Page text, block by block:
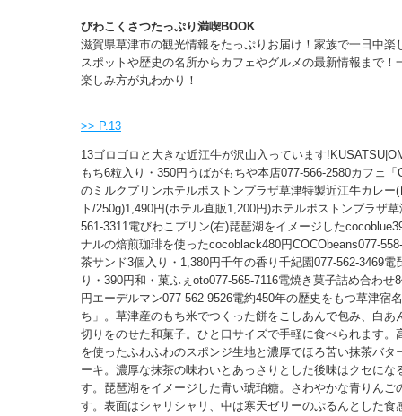
びわこくさつたっぷり満喫BOOK
滋賀県草津市の観光情報をたっぷりお届け！家族で一日中楽
スポットや歴史の名所からカフェやグルメの最新情報まで！
楽しみ方が丸わかり！
>> P.13
13ゴロゴロと大きな近江牛が沢山入っています
もち6粒入り・350円うばがもちや本店077-566-2580カフェ「
のミルクプリンホテルボストンプラザ草津特製近江牛カレー
ト/250g)1,490円(ホテル直販1,200円)ホテルボストンプラザ
561-3311電びわこプリン(右)琵琶湖をイメージした
ナルの焙煎珈琲を使ったcocoblack480円COCObeans077-
茶サンド3個入り・1,380円千年の香り千紀園077-562-3469電
り・390円和・菓ふぇoto077-565-7116電焼き菓子詰め合わせ
円エーデルマン077-562-9526電約450年の歴史をもつ草津宿
ち」。草津産のもち米でつくった餅をこしあんで包み、白あ
切りをのせた和菓子。ひと口サイズで手軽に食べられます。
を使ったふわふわのスポンジ生地と濃厚でほろ苦い抹茶バタ
ーキ。濃厚な抹茶の味わいとあっさりとした後味はクセにな
す。琵琶湖をイメージした青い琥珀糖。さわやかな青りんご
す。表面はシャリシャリ、中は寒天ゼリーのぷるんとした食